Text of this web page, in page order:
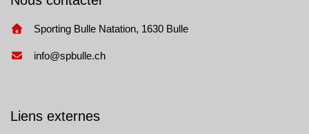
Sporting Bulle Natation, 1630 Bulle
info@spbulle.ch
Liens externes